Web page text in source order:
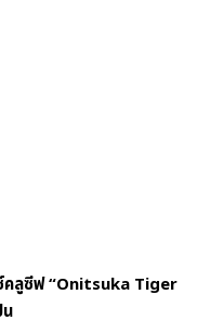
ลูซีฟ “Onitsuka Tiger